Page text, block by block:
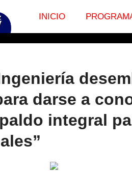
INICIO
darse a
integral